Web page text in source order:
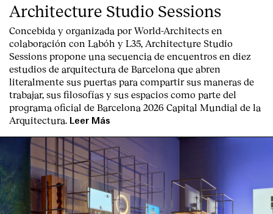
Clientes
Architecture Studio Sessions
Concebida y organizada por World-Architects en
colaboración con Labóh y L35, Architecture Studio
Sessions propone una secuencia de encuentros en diez
estudios de arquitectura de Barcelona que abren
literalmente sus puertas para compartir sus maneras de
trabajar, sus filosofías y sus espacios como parte del
programa oficial de Barcelona 2026 Capital Mundial de la
Arquitectura. Leer Más